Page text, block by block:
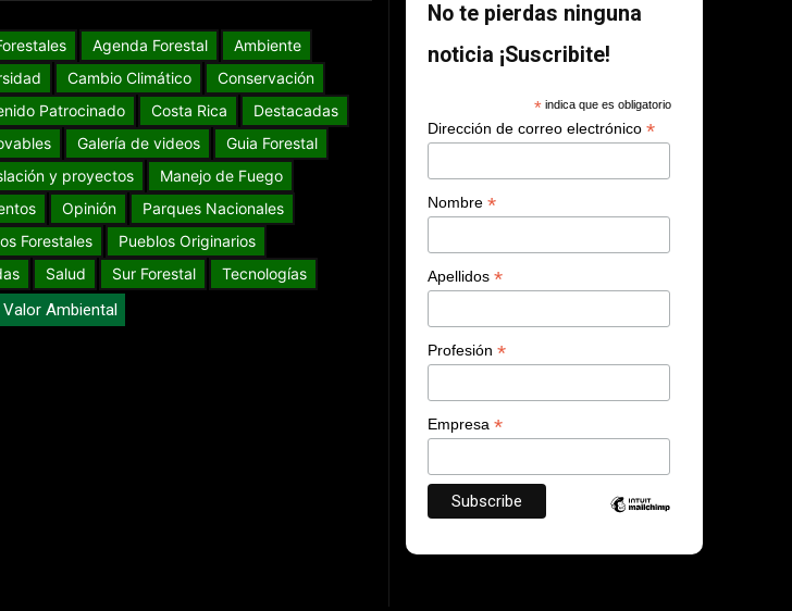
Agenda Forestal
Ambiente
Cambio Climático
Conservación
Patrocinado Costa Rica
Destacadas
Galería de videos
Guia Forestal
y proyectos
Manejo de Fuego
Opinión
Parques Nacionales
Forestales
Pueblos Originarios
Salud Sur Forestal Tecnologías
Valor Ambiental
No te pierdas ninguna
noticia ¡Suscribite!
*indica que es obligatorio
Dirección de correo electrónico*
Nombre*
Apellidos*
Profesión*
Empresa*